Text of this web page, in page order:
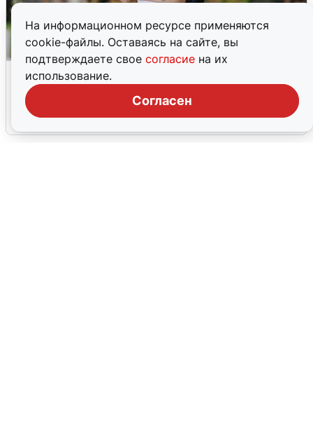
На информационном ресурсе применяются
cookie-файлы. Оставаясь на сайте, вы
подтверждаете свое согласие на их
использование.
Согласен
Волгоградцы остались без
мобильного интернета
6 августа 0